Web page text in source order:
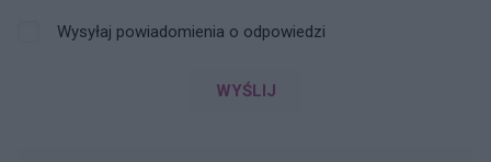
Wysyłaj powiadomienia o odpowiedzi
WYŚLIJ